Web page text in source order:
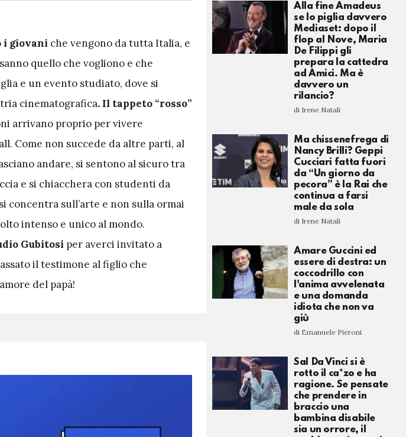
i giovani che vengono da tutta Italia, e
quello che vogliono e che
e un evento studiato, dove si
cinematografica. Il tappeto “rosso”
arrivano proprio per vivere
Come non succede da altre parti, al
andare, si sentono al sicuro tra
e si chiacchera con studenti da
concentra sull’arte e non sulla ormai
intenso e unico al mondo.
Gubitosi per averci invitato a
il testimone al figlio che
del papà!
Alla fine Amadeus
se lo piglia davvero
Mediaset: dopo il
flop al Nove, Maria
De Filippi gli
prepara la cattedra
ad Amici. Ma è
davvero un
rilancio?
di Irene Natali
Ma chissenefrega di
Nancy Brilli? Geppi
Cucciari fatta fuori
da “Un giorno da
pecora” è la Rai che
continua a farsi
male da sola
di Irene Natali
Amare Guccini ed
essere di destra: un
coccodrillo con
l'anima avvelenata
e una domanda
idiota che non va
giù
di Emanuele Pieroni
Sal Da Vinci si è
rotto il ca*zo e ha
ragione. Se pensate
che prendere in
braccio una
bambina disabile
sia un orrore, il